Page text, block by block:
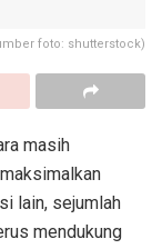
foto: shutterstock)
masih
lain, sejumlah
mendukung